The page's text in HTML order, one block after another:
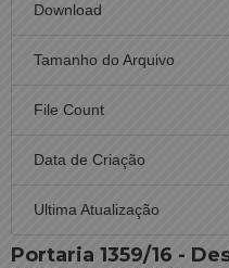
Download
Tamanho do Arquivo
File Count
Data de Criação
Ultima Atualização
Portaria 1359/16 -